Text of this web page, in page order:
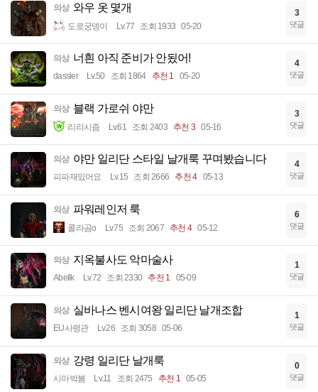
의상 와우 옷 몇개
도로궁뎅이 Lv.77 조회 1933 05-20
3
댓글
의상 너흰 아직 준비가 안됬어!
dassler Lv.50 조회 1864 추천 1 05-20
4
댓글
의상 블랙 가로쉬 야만
리리시즘 Lv.61 조회 2403 추천 3 05-16
3
댓글
의상 야만 일리단 스타일 날개룩 꾸며봤습니다
피파재밌어요 Lv.15 조회 2666 추천 4 05-13
4
댓글
의상 파워레인저 룩
콜라곰o Lv.75 조회 2067 추천 4 05-12
6
댓글
의상 지옥불사도 악마술사
Abellk Lv.72 조회 2330 추천 1 05-09
1
댓글
의상 실바나스 벤시여왕 일리단 날개조합
EU사령관 Lv.26 조회 3058 05-06
1
댓글
의상 강령 일리단 날개룩
시아박봄 Lv.11 조회 2475 추천 1 05-05
0
댓글